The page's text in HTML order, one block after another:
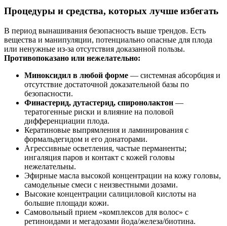
Процедуры и средства, которых лучше избегать
В период вынашивания безопасность выше трендов. Есть
вещества и манипуляции, потенциально опасные для плода
или ненужные из-за отсутствия доказанной пользы.
Противопоказано или нежелательно:
Миноксидил в любой форме — системная абсорбция и
отсутствие достаточной доказательной базы по
безопасности.
Финастерид, дутастерид, спиронолактон —
тератогенные риски и влияние на половой
дифференциации плода.
Кератиновые выпрямления и ламинирования с
формальдегидом и его донаторами.
Агрессивные осветления, частые перманенты;
ингаляция паров и контакт с кожей головы
нежелательны.
Эфирные масла высокой концентрации на кожу головы,
самодельные смеси с неизвестными дозами.
Высокие концентрации салициловой кислоты на
большие площади кожи.
Самовольный прием «комплексов для волос» с
ретиноидами и мегадозами йода/железа/биотина.